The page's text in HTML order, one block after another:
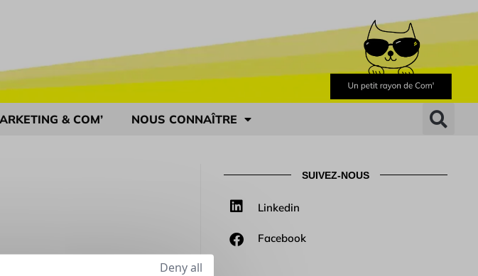
& COM’ NOUS CONNAÎTRE
SUIVEZ-NOUS
Linkedin
Facebook
Deny all